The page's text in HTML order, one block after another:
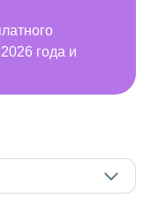
года и